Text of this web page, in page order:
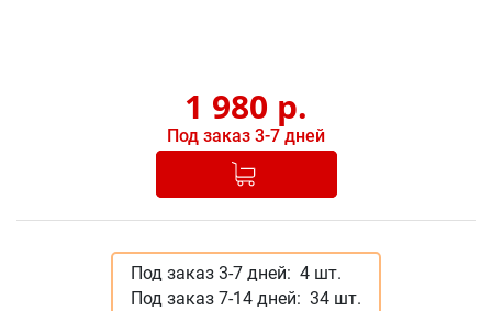
1 980 р.
Под заказ 3-7 дней
Добавлено в корзину
Под заказ 3-7 дней: 4 шт.
Под заказ 7-14 дней: 34 шт.